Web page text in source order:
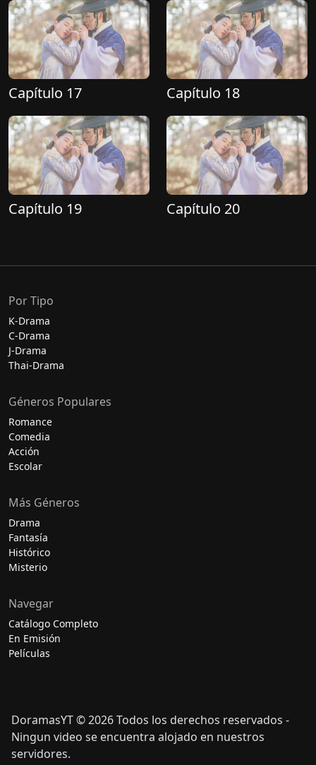
Capítulo 17 Capítulo 18
Capítulo 19 Capítulo 20
Por Tipo
K-Drama
C-Drama
J-Drama
Thai-Drama
Géneros Populares
Romance
Comedia
Acción
Escolar
Más Géneros
Drama
Fantasía
Histórico
Misterio
Navegar
Catálogo Completo
En Emisión
Películas
DoramasYT © 2026 Todos los derechos reservados -
Ningun video se encuentra alojado en nuestros
servidores.